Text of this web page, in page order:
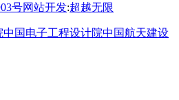
号网站开发:超越无限
中国电子工程设计院中国航天建设